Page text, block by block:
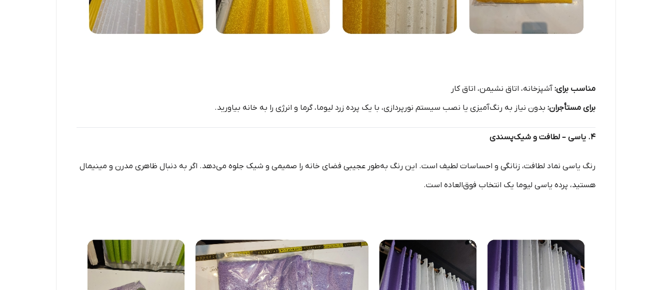
مناسب برای: آشپزخانه، اتاق نشیمن، اتاق کار
برای مستأجران: بدون نیاز به رنگ‌آمیزی یا نصب سیستم نورپردازی، با یک پرده زرد لیوما، گرما و انرژی را به خانه بیاورید.
۴. یاسی – لطافت و شیک‌پسندی
رنگ یاسی نماد لطافت، زنانگی و احساسات لطیف است. این رنگ به‌طور عجیبی فضای خانه را صمیمی و شیک جلوه می‌دهد. اگر به دنبال ظاهری مدرن و مینیمال
هستید، پرده یاسی لیوما یک انتخاب فوق‌العاده است.